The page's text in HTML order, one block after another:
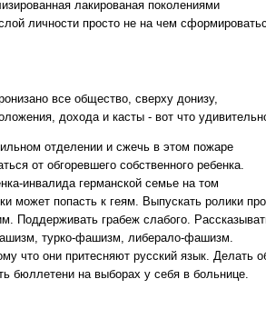
лакированая поколениями
личности просто не на чем
все общество, сверху донизу,
дохода и касты - вот что
отделении и сжечь в этом пожаре
от обгоревшего собственного ребенка.
инвалида германской семье на том
может попасть к геям. Выпускать ролики про
Поддерживать грабеж слабого.
турко-фашизм, либерало-фашизм.
что они притесняют русский язык. Делать
бюллетени на выборах у себя в больнице.